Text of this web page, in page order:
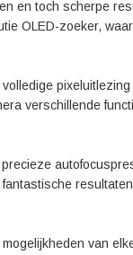
en toch scherpe
OLED-zoeker,
verschillende
resultaten
van